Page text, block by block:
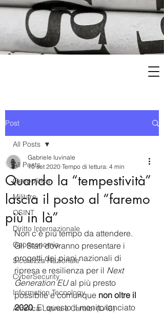
Post
All Posts
Geopolitica
Militare
OSINT
Diritto Internazionale
Geoeconomia
Sicurezza Nazionale
CyberSecurity
Information Tecnology
America-Latina e Caraibi (LAC)
All Posts
Quando la “tempestività”
lascia il posto al “faremo
più in là”
Gabriele Iuvinale
10 set 2020 Tempo di lettura: 4 min
Non c'è più tempo da attendere.
Gli Stati dovranno presentare i
progetti dei piani nazionali di
ripresa e resilienza per il Next
Generation EU al più presto
possibile e comunque non oltre il
2020. E' questo il monito lanciato